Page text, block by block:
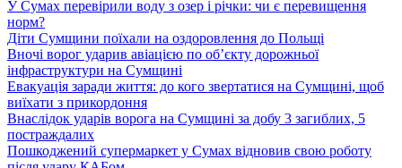
У Сумах перевірили воду з озер і річки: чи є перевищення
норм?
Діти Сумщини поїхали на оздоровлення до Польщі
Вночі ворог ударив авіацією по обʼєкту дорожньої
інфраструктури на Сумщині
Евакуація заради життя: до кого звертатися на Сумщині, щоб
виїхати з прикордоння
Внаслідок ударів ворога на Сумщині за добу 3 загиблих, 5
постраждалих
Пошкоджений супермаркет у Сумах відновив свою роботу